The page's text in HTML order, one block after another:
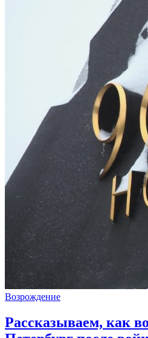
Возрождение
Рассказываем, как